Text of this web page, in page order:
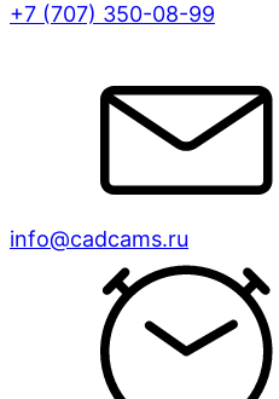
+7 (707) 350-08-99
info@cadcams.ru